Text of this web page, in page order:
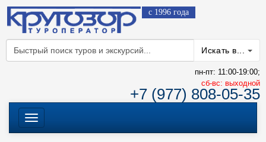
с 1996 года
Искать в...
пн-пт: 11:00-19:00;
cб-вс: выходной
+7 (977) 808-05-35
Меню